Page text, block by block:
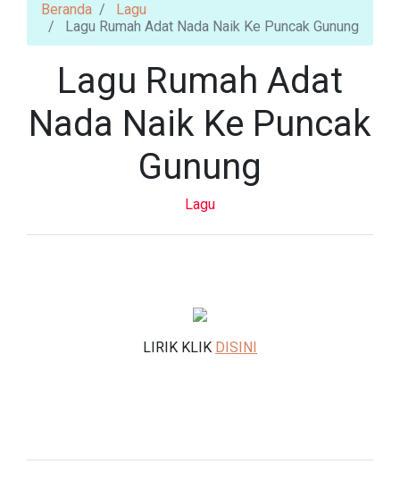
Beranda
Lagu
Lagu Rumah Adat Nada Naik Ke Puncak Gunung
Lagu Rumah Adat
Nada Naik Ke Puncak
Gunung
Lagu
LIRIK KLIK DISINI